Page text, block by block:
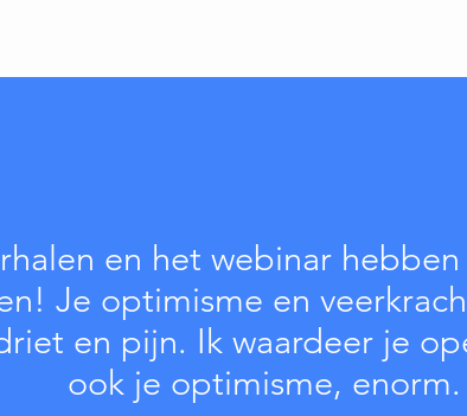
en het webinar
Je optimisme en
en pijn. Ik waardeer je
ook je optimisme, enorm.